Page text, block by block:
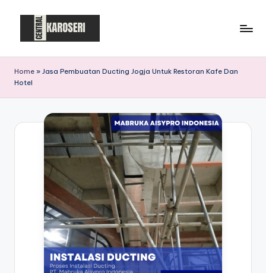
e
n
Home » Jasa Pembuatan Ducting Jogja Untuk Restoran Kafe Dan
Hotel